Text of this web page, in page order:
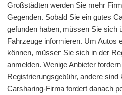
Großstädten werden Sie mehr
Gegenden. Sobald Sie ein gutes
gefunden haben, müssen Sie sich
Fahrzeuge informieren. Um Autos
können, müssen Sie sich in der
anmelden. Wenige Anbieter
Registrierungsgebühr, andere
Carsharing-Firma fordert danach